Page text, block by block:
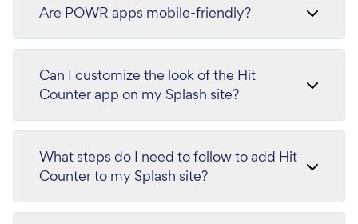
Are POWR apps mobile-friendly?
Can I customize the look of the Hit
Counter app on my Splash site?
What steps do I need to follow to add Hit
Counter to my Splash site?